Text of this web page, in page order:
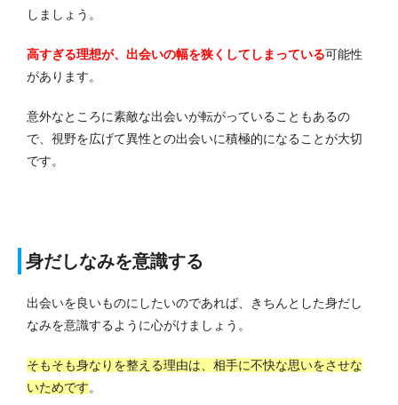
しましょう。
高すぎる理想が、出会いの幅を狭くしてしまっている可能性
があります。
意外なところに素敵な出会いが転がっていることもあるの
で、視野を広げて異性との出会いに積極的になることが大切
です。
身だしなみを意識する
出会いを良いものにしたいのであれば、きちんとした身だし
なみを意識するように心がけましょう。
そもそも身なりを整える理由は、相手に不快な思いをさせな
いためです。